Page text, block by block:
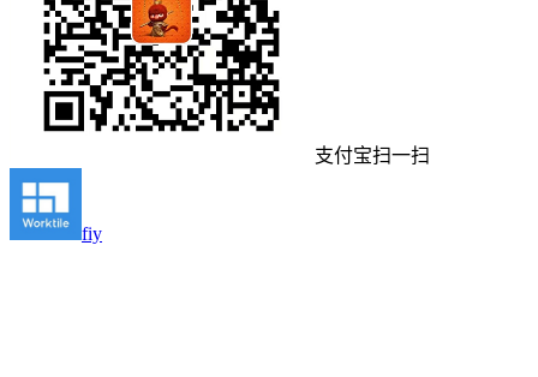
支付宝扫一扫
fiy